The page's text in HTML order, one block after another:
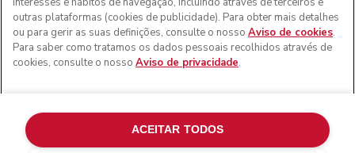
© KitchenAid 2026 - Todos os direitos reservados.
KitchenAid e o design da batedeira são marcas comerciais
nos EUA e noutros locais.
outras plataformas (cookies de publicidade). Para obter mais detalhes
ou para gerir as suas definições, consulte o nosso Aviso de cookies.
Para saber como tratamos os dados pessoais recolhidos através de
cookies, consulte o nosso Aviso de privacidade.
ACEITAR TODOS